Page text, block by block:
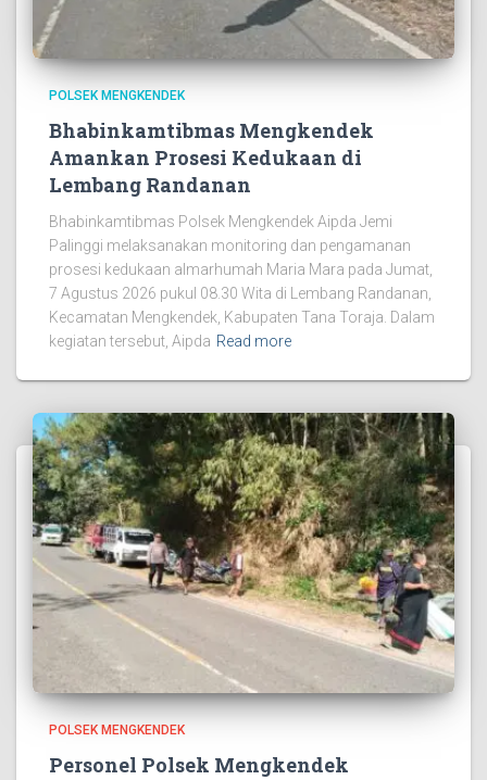
POLSEK MENGKENDEK
Bhabinkamtibmas Mengkendek
Amankan Prosesi Kedukaan di
Lembang Randanan
Bhabinkamtibmas Polsek Mengkendek Aipda Jemi
Palinggi melaksanakan monitoring dan pengamanan
prosesi kedukaan almarhumah Maria Mara pada Jumat,
7 Agustus 2026 pukul 08.30 Wita di Lembang Randanan,
Kecamatan Mengkendek, Kabupaten Tana Toraja. Dalam
kegiatan tersebut, Aipda Read more
POLSEK MENGKENDEK
Personel Polsek Mengkendek